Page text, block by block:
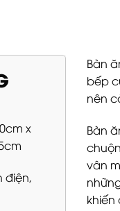
x
điện,
Bàn
bếp
nên
Bàn
vân